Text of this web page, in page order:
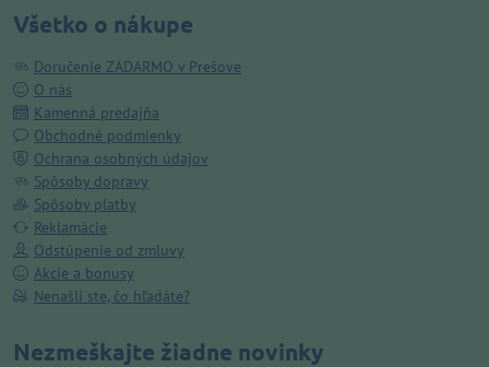
Všetko o nákupe
Doručenie ZADARMO v Prešove
O nás
Kamenná predajňa
Obchodné podmienky
Ochrana osobných údajov
Spôsoby dopravy
Spôsoby platby
Reklamácie
Odstúpenie od zmluvy
Akcie a bonusy
Nenašli ste, čo hľadáte?
Nezmeškajte žiadne novinky